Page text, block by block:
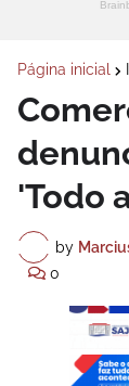
Página inicial
'Todo
by
0